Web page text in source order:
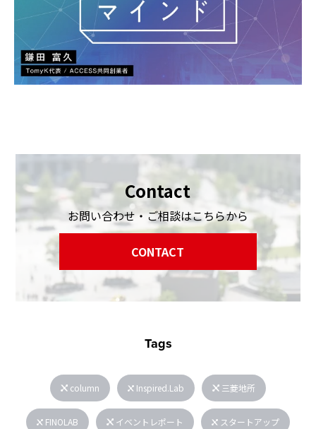
Contact
お問い合わせ・ご相談はこちらから
CONTACT
Tags
column Inspired.Lab 三菱地所
FINOLAB イベントレポート スタートアップ